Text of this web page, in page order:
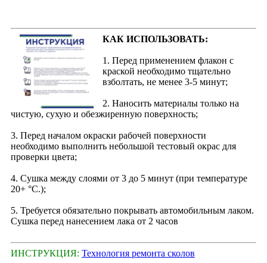
КАК ИСПОЛЬЗОВАТЬ:
1. Перед применением флакон с
краской необходимо тщательно
взболтать, не менее 3-5 минут;
2. Наносить материалы только на
чистую, сухую и обезжиренную поверхность;
3. Перед началом окраски рабочей поверхности
необходимо выполнить небольшой тестовый окрас для
проверки цвета;
4. Сушка между слоями от 3 до 5 минут (при температуре
20+ °С.);
5. Требуется обязательно покрывать автомобильным лаком.
Сушка перед нанесением лака от 2 часов
ИНСТРУКЦИЯ: Технология ремонта сколов